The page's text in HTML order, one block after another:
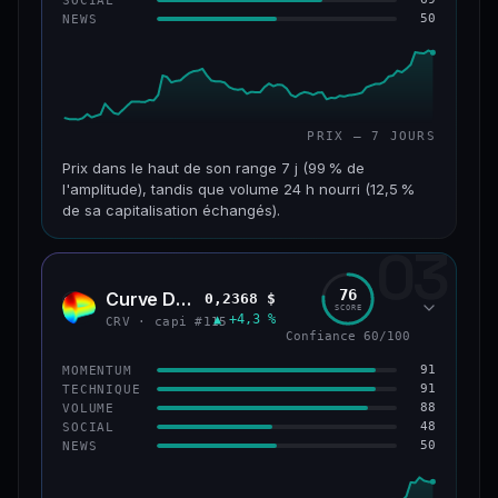
CONFIANCE 61/100
NEWS 50
PRIX — 7 JOURS
Prix dans le haut de son range 7 j (99 % de
l'amplitude), tandis que volume 24 h nourri (12,5 %
de sa capitalisation échangés).
CAP. MARCHÉ VOLUME 24 H
VAR. 7 J VAR. 30 J
+82,3 %
VS ATH
−69,6 % #65
CONFIANCE 66/100
03
CRV Curve DAO
CRV · capi #115
0,2368 $
▲ +4,3 %
76
SCORE
Confiance 60/100
MOMENTUM 91
TECHNIQUE 91
VOLUME 88
SOCIAL 48
NEWS 50